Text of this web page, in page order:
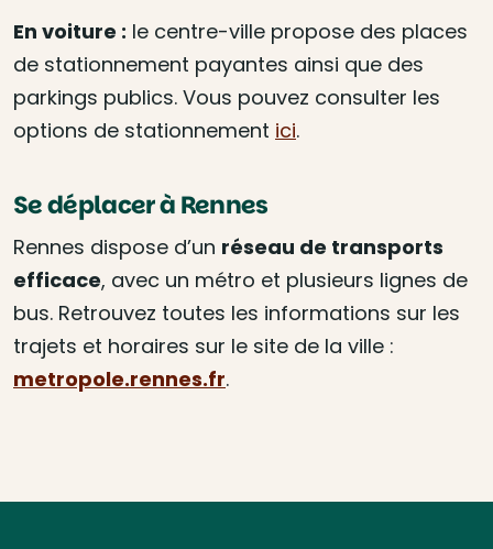
En voiture : le centre-ville propose des places
de stationnement payantes ainsi que des
parkings publics. Vous pouvez consulter les
options de stationnement ici.
Se déplacer à Rennes
Rennes dispose d’un réseau de transports
efficace, avec un métro et plusieurs lignes de
bus. Retrouvez toutes les informations sur les
trajets et horaires sur le site de la ville :
metropole.rennes.fr.